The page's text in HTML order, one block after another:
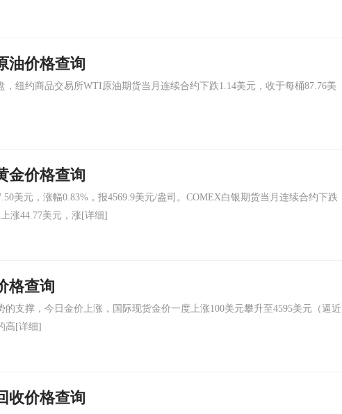
油价格查询
纽约商品交易所WTI原油期货当月连续合约下跌1.14美元，收于每桶87.76美
金价格查询
美元，涨幅0.83%，报4569.9美元/盎司。COMEX白银期货当月连续合约下跌
涨44.77美元，涨 [详细]
格查询
支撑，今日金价上涨，国际现货金价一度上涨100美元攀升至4595美元（逼近
高 [详细]
收价格查询